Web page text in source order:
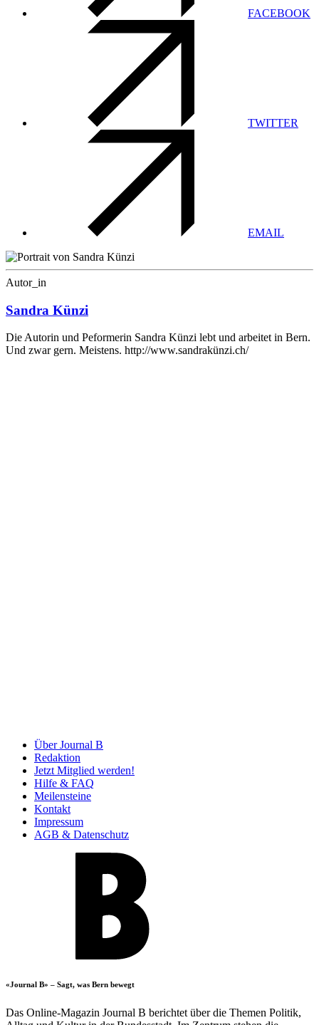
FACEBOOK
TWITTER
EMAIL
Autor_in
Sandra Künzi
Die Autorin und Peformerin Sandra Künzi lebt und arbeitet in Bern.
Und zwar gern. Meistens. http://www.sandrakünzi.ch/
Über Journal B
Redaktion
Jetzt Mitglied werden!
Hilfe & FAQ
Meilensteine
Kontakt
Impressum
AGB & Datenschutz
«Journal B» – Sagt, was Bern bewegt
Das Online-Magazin Journal B berichtet über die Themen Politik,